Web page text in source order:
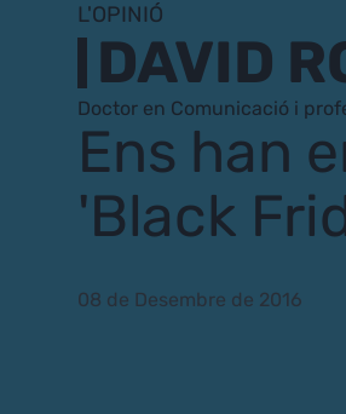
L'OPINIÓ
DAVID
Doctor en Comunicació i
Ens han
'Black
08 de Desembre de 2016